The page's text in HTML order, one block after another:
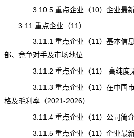
3.10.5 重点企业（10）企业最新
3.11 重点企业（11）
3.11.1 重点企业（11）基本信息、
部、竞争对手及市场地位
3.11.2 重点企业（11） 高纯度无
3.11.3 重点企业（11）在中国市场
格及毛利率（2021-2026）
3.11.4 重点企业（11）公司简介
3.11.5 重点企业（11）企业最新